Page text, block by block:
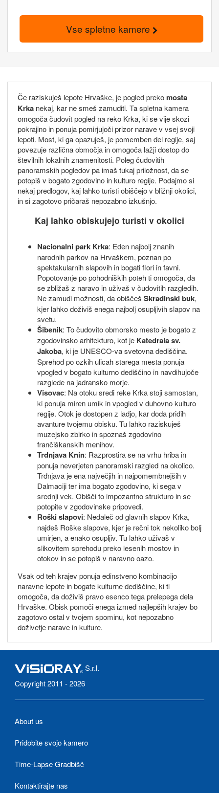
Vse spletne kamere
Če raziskuješ lepote Hrvaške, je pogled preko mosta
Krka nekaj, kar ne smeš zamuditi. Ta spletna kamera
omogoča čudovit pogled na reko Krka, ki se vije skozi
pokrajino in ponuja pomirjujoči prizor narave v vsej svoji
lepoti. Most, ki ga opazuješ, je pomemben del regije, saj
povezuje različna območja in omogoča lažji dostop do
številnih lokalnih znamenitosti. Poleg čudovitih
panoramskih pogledov pa imaš tukaj priložnost, da se
potopiš v bogato zgodovino in kulturo regije. Podajmo si
nekaj predlogov, kaj lahko turisti obiščejo v bližnji okolici,
in si zagotovo pričaraš nepozabno izkušnjo.
Kaj lahko obiskujejo turisti v okolici
Nacionalni park Krka: Eden najbolj znanih
narodnih parkov na Hrvaškem, poznan po
spektakularnih slapovih in bogati flori in favni.
Popotovanje po pohodniških poteh ti omogoča, da
se zbližaš z naravo in uživaš v čudovitih razgledih.
Ne zamudi možnosti, da obiščeš Skradinski buk,
kjer lahko doživiš enega najbolj osupljivih slapov na
svetu.
Šibenik: To čudovito obmorsko mesto je bogato z
zgodovinsko arhitekturo, kot je Katedrala sv.
Jakoba, ki je UNESCO-va svetovna dediščina.
Sprehod po ozkih ulicah starega mesta ponuja
vpogled v bogato kulturno dediščino in navdihujoče
razglede na jadransko morje.
Visovac: Na otoku sredi reke Krka stoji samostan,
ki ponuja miren umik in vpogled v duhovno kulturo
regije. Otok je dostopen z ladjo, kar doda pridih
avanture tvojemu obisku. Tu lahko raziskuješ
muzejsko zbirko in spoznaš zgodovino
frančiškanskih menihov.
Trdnjava Knin: Razprostira se na vrhu hriba in
ponuja neverjeten panoramski razgled na okolico.
Trdnjava je ena največjih in najpomembnejših v
Dalmaciji ter ima bogato zgodovino, ki sega v
srednji vek. Obišči to impozantno strukturo in se
potopite v zgodovinske pripovedi.
Roški slapovi: Nedaleč od glavnih slapov Krka,
najdeš Roške slapove, kjer je rečni tok nekoliko bolj
umirjen, a enako osupljiv. Tu lahko uživaš v
slikovitem sprehodu preko lesenih mostov in
otokov in se potopiš v naravno oazo.
Vsak od teh krajev ponuja edinstveno kombinacijo
naravne lepote in bogate kulturne dediščine, ki ti
omogoča, da doživiš pravo esenco tega prelepega dela
Hrvaške. Obisk pomoči enega izmed najlepših krajev bo
zagotovo ostal v tvojem spominu, kot nepozabno
doživetje narave in kulture.
S.r.l.
Copyright 2011 - 2026
About us
Pridobite svojo kamero
Time-Lapse Gradbišč
Kontaktirajte nas